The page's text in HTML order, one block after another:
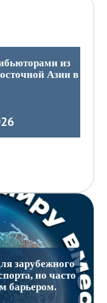
из
Азии в
зарубежного
но часто
барьером.